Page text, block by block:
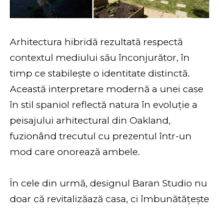
Arhitectura hibridă rezultată respectă
contextul mediului său înconjurător, în
timp ce stabilește o identitate distinctă.
Această interpretare modernă a unei case
în stil spaniol reflectă natura în evoluție a
peisajului arhitectural din Oakland,
fuzionând trecutul cu prezentul într-un
mod care onorează ambele.
În cele din urmă, designul Baran Studio nu
doar că revitalizăază casa, ci îmbunătățește